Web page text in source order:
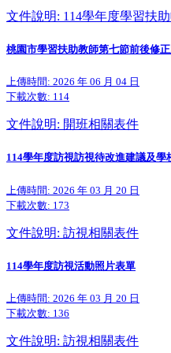
文件說明: 114學年度學習扶
桃園市學習扶助教師第七節前後修
上傳時間: 2026 年 06 月 04 日
下載次數: 114
文件說明: 開班相關表件
114學年度訪視訪視待改進建議及學
上傳時間: 2026 年 03 月 20 日
下載次數: 173
文件說明: 訪視相關表件
114學年度訪視活動照片表單
上傳時間: 2026 年 03 月 20 日
下載次數: 136
文件說明: 訪視相關表件